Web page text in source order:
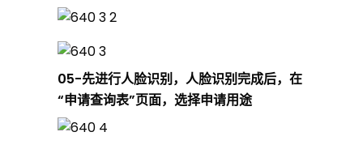
火
速
收
05-先进行人脸识别，人脸识别完成后，在
“申请查询表”页面，选择申请用途